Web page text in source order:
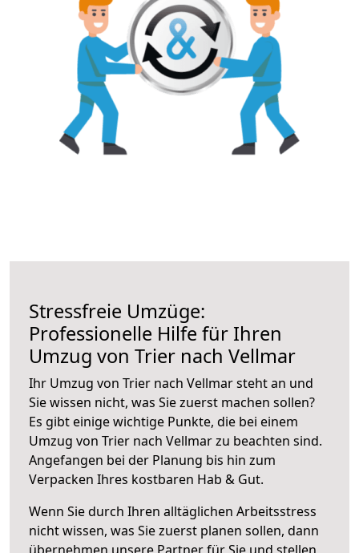
Stressfreie Umzüge:
Professionelle Hilfe für Ihren
Umzug von Trier nach Vellmar
Ihr Umzug von Trier nach Vellmar steht an und
Sie wissen nicht, was Sie zuerst machen sollen?
Es gibt einige wichtige Punkte, die bei einem
Umzug von Trier nach Vellmar zu beachten sind.
Angefangen bei der Planung bis hin zum
Verpacken Ihres kostbaren Hab & Gut.
Wenn Sie durch Ihren alltäglichen Arbeitsstress
nicht wissen, was Sie zuerst planen sollen, dann